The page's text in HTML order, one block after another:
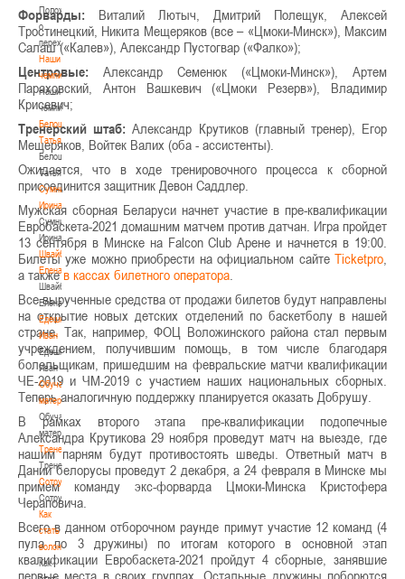
Положение
о
переходах
Наши
чемпионы
Наши
чемпионы
Белошапко
Татьяна
Белошапко
Татьяна
Сумникова
Ирина
Сумникова
Ирина
Швайбович
Елена
Швайбович
Елена
Едешко
Иван
Едешко
Иван
Обучающие
материалы
Обучающие
материалы
Тренерам
Тренерам
Сотрудничество
Сотрудничество
Как
стать
волонтером
Как
Форварды: Виталий Лютыч, Дмитрий Полещук, Алексей
Тростинецкий, Никита Мещеряков (все – «Цмоки-Минск»), Максим
Салаш («Калев»), Александр Пустогвар («Фалко»);
Центровые: Александр Семенюк («Цмоки-Минск»), Артем
Параховский, Антон Вашкевич («Цмоки Резерв»), Владимир
Крисевич;
Тренерский штаб: Александр Крутиков (главный тренер), Егор
Мещеряков, Войтек Валих (оба - ассистенты).
Ожидается, что в ходе тренировочного процесса к сборной
присоединится защитник Девон Саддлер.
Мужская сборная Беларуси начнет участие в пре-квалификации
Евробаскета-2021 домашним матчем против датчан. Игра пройдет
13 сентября в Минске на Falcon Club Арене и начнется в 19:00.
Билеты уже можно приобрести на официальном сайте Ticketpro
а такжев кассах билетного оператора
Все вырученные средства от продажи билетов будут направлены
на открытие новых детских отделений по баскетболу в нашей
стране. Так, например, ФОЦ Воложинского района стал первым
учреждением, получившим помощь, в том числе благодаря
болельщикам, пришедшим на февральские матчи квалификации
ЧЕ-2019 и ЧМ-2019 с участием наших национальных сборных.
Теперь аналогичную поддержку планируется оказать Добрушу.
В рамках второго этапа пре-квалификации подопечные
Александра Крутикова 29 ноября проведут матч на выезде, где
нашим парням будут противостоять шведы. Ответный матч в
Дании белорусы проведут 2 декабря, а 24 февраля в Минске мы
примем команду экс-форварда Цмоки-Минска Кристофера
Чераповича.
Всего в данном отборочном раунде примут участие 12 команд (4
пула по 3 дружины) по итогам которого в основной этап
квалификации Евробаскета-2021 пройдут 4 сборные, занявшие
первые места в своих группах. Остальные дружины поборются